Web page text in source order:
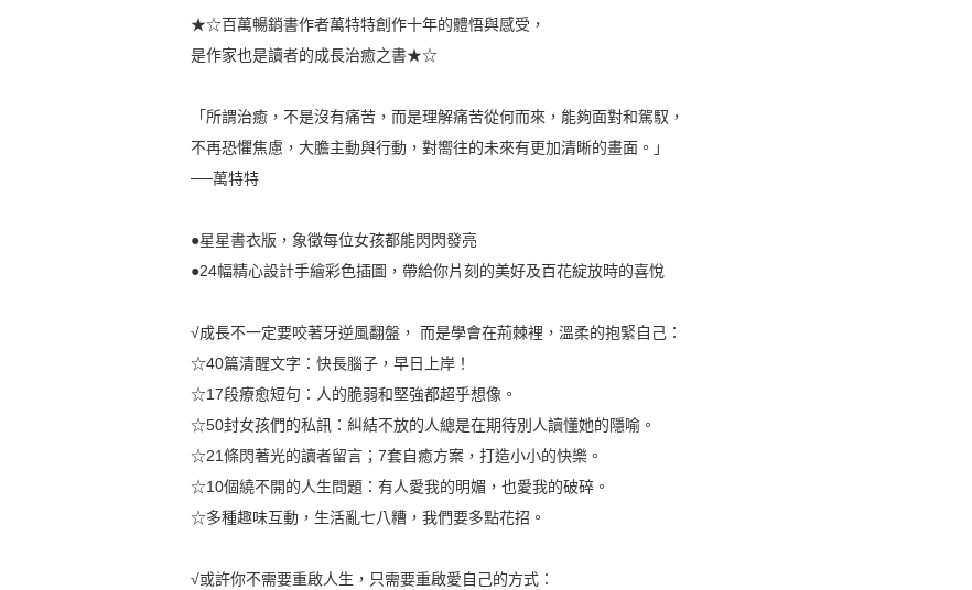
★☆百萬暢銷書作者萬特特創作十年的體悟與感受，
是作家也是讀者的成長治癒之書★☆
「所謂治癒，不是沒有痛苦，而是理解痛苦從何而來，能夠面對和駕馭，
不再恐懼焦慮，大膽主動與行動，對嚮往的未來有更加清晰的畫面。」
──萬特特
●星星書衣版，象徵每位女孩都能閃閃發亮
●24幅精心設計手繪彩色插圖，帶給你片刻的美好及百花綻放時的喜悅
√成長不一定要咬著牙逆風翻盤， 而是學會在荊棘裡，溫柔的抱緊自己：
☆40篇清醒文字：快長腦子，早日上岸！
☆17段療愈短句：人的脆弱和堅強都超乎想像。
☆50封女孩們的私訊：糾結不放的人總是在期待別人讀懂她的隱喻。
☆21條閃著光的讀者留言；7套自癒方案，打造小小的快樂。
☆10個繞不開的人生問題：有人愛我的明媚，也愛我的破碎。
☆多種趣味互動，生活亂七八糟，我們要多點花招。
√或許你不需要重啟人生，只需要重啟愛自己的方式：